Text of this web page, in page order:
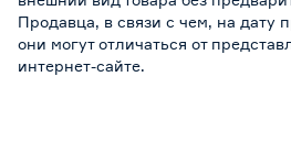
Продавца, в связи с чем, на дату
они могут отличаться от
интернет-сайте.